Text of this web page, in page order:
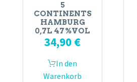
5
CONTINENTS
HAMBURG
0,7L 47%VOL
34,90 €
In den
Warenkorb